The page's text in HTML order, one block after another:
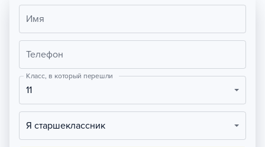
Имя
Телефон
Класс, в который перешли
11
Я старшеклассник